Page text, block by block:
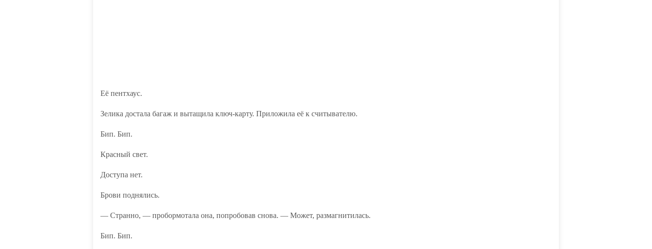
Её пентхаус.
Зелика достала багаж и вытащила ключ-карту. Приложила её к считывателю.
Бип. Бип.
Красный свет.
Доступа нет.
Брови поднялись.
— Странно, — пробормотала она, попробовав снова. — Может, размагнитилась.
Бип. Бип.